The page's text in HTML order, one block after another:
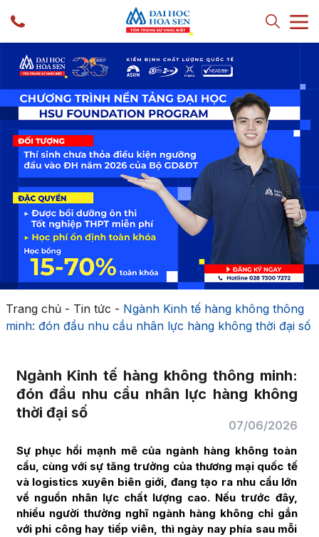
Trang chủ- Tin tức - Ngành Kinh tế hàng không thông
minh: đón đầu nhu cầu nhân lực hàng không thời đại số
Ngành Kinh tế hàng không thông minh:
đón đầu nhu cầu nhân lực hàng không
thời đại số
07/06/2026
Sự phục hồi mạnh mẽ của ngành hàng không toàn
cầu, cùng với sự tăng trưởng của thương mại quốc tế
và logistics xuyên biên giới, đang tạo ra nhu cầu lớn
về nguồn nhân lực chất lượng cao. Nếu trước đây,
nhiều người thường nghĩ ngành hàng không chỉ gắn
với phi công hay tiếp viên, thì ngày nay phía sau mỗi